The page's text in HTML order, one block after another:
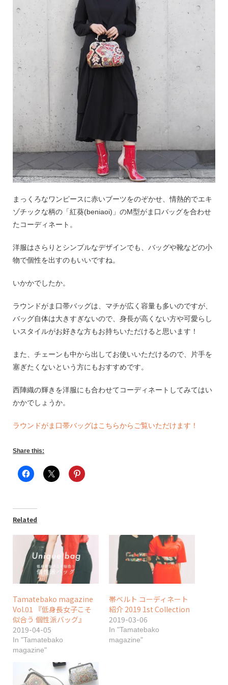
まっくろなワンピースに赤いブーツをのぞかせ、情熱的でエキ
ゾチックな柄の「紅葵(beniaoi)」のM型がま口バッグを合わせ
たコーディネート。
洋服はさらりとシンプルなデザインでも、バッグや靴などの小
物で個性を出すのもいいですね。
いかかでしたか。
ラウンドがま口帯バッグは、マチが広く容量も多いのですが、
バッグ自体は大きすぎないので、身長が高くない方や可愛らし
いスタイルがお好きな方もお持ちいただけると思います！
また、チェーンも中から出してお使いいただけるので、片手を
塞ぎたくないという方にもおすすめです。
西陣織の輝きを洋服にも合わせてコーディネートしてみてはい
かかでしょうか。
ラウンドがま口帯バッグはこちらからご覧いただけます！
Share this:
Related
Tamatebako magazine
Vol.01 『低身長女子こそ
似合う 個性派バッグ』
2019-04-05
In "Tamatebako
magazine"
帯ベルト コーディネート
紹介 2019 1st Collection
2019-03-06
In "Tamatebako
magazine"